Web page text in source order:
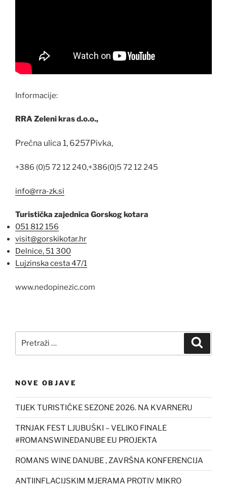
Informacije:
RRA Zeleni kras d.o.o.,
Prečna ulica 1, 6257Pivka,
+386 (0)5 72 12 240,+386(0)5 72 12 245
info@rra-zk.si
Turistička zajednica Gorskog kotara
051 812 156
visit@gorskikotar.hr
Delnice, 51 300
Lujzinska cesta 47/1
www.nedopinezic.com
NOVE OBJAVE
TIJEK TURISTIČKE SEZONE 2026. NA KVARNERU
TRNJAK FEST LJUBUŠKI – VELIKO FINALE
#ROMANSWINEDANUBE EU PROJEKTA
ROMANS WINE DANUBE , ZAVRŠNA KONFERENCIJA
ANTIINFLACIJSKIM MJERAMA PROTIV MIKRO